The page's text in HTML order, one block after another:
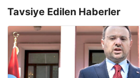
Tavsiye Edilen Haberler